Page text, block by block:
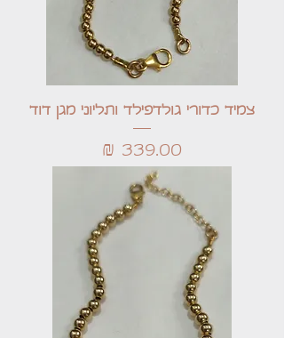
צמיד כדורי גולדפילד ותליוני מגן דוד
מחיר